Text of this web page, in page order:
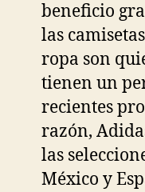
beneficio
las
ropa son
tienen un
recientes
razón,
las
México y